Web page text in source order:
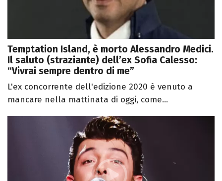
Temptation Island, è morto Alessandro Medici.
Il saluto (straziante) dell’ex Sofia Calesso:
“Vivrai sempre dentro di me”
L'ex concorrente dell'edizione 2020 è venuto a
mancare nella mattinata di oggi, come...